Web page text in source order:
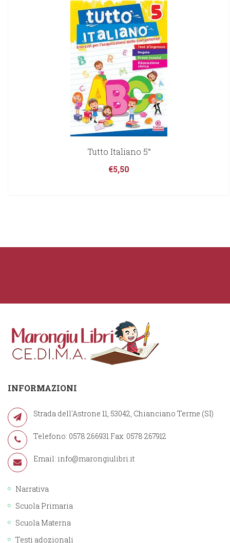
Tutto Italiano 5°
€5,50
INFORMAZIONI
Strada dell'Astrone 11, 53042, Chianciano Terme (SI)
Telefono: 0578 266931 Fax: 0578 267912
Email: info@marongiulibri.it
Narrativa
Scuola Primaria
Scuola Materna
Testi adozionali